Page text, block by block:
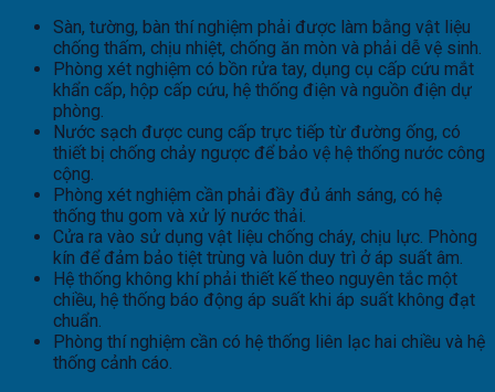
Sàn, tường, bàn thí nghiệm phải được làm bằng vật liệu
chống thấm, chịu nhiệt, chống ăn mòn và phải dễ vệ sinh.
Phòng xét nghiệm có bồn rửa tay, dụng cụ cấp cứu mắt
khẩn cấp, hộp cấp cứu, hệ thống điện và nguồn điện dự
phòng.
Nước sạch được cung cấp trực tiếp từ đường ống, có
thiết bị chống chảy ngược để bảo vệ hệ thống nước công
cộng.
Phòng xét nghiệm cần phải đầy đủ ánh sáng, có hệ
thống thu gom và xử lý nước thải.
Cửa ra vào sử dụng vật liệu chống cháy, chịu lực. Phòng
kín để đảm bảo tiệt trùng và luôn duy trì ở áp suất âm.
Hệ thống không khí phải thiết kế theo nguyên tắc một
chiều, hệ thống báo động áp suất khi áp suất không đạt
chuẩn.
Phòng thí nghiệm cần có hệ thống liên lạc hai chiều và hệ
thống cảnh cáo.